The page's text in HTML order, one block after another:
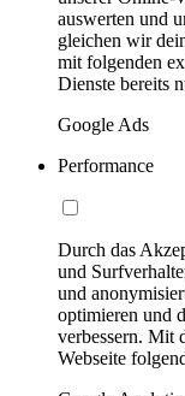
auswerten und
gleichen wir
mit folgenden
Dienste bereits
Google Ads
Performance
Durch das
und
und
optimieren und
verbessern. Mit
Webseite